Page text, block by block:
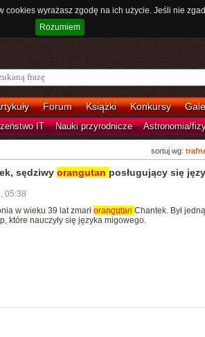
wyrażasz zgodę na ich użycie. Jeśli nie
Rozumiem
Forum Książki Konkursy
IT Nauki przyrodnicze Astronomia/
sortuj wg:
sędziwy orangutan posługujący się
05:38
w wieku 39 lat zmarł orangutan Chantek. Był
które nauczyły się języka migowego.